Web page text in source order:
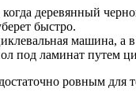
деревянный
быстро.
машина,
под ламинат путем
ровным для